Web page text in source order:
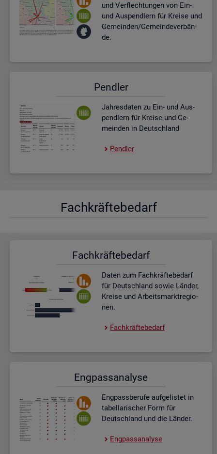
und Ver­flech­tun­gen von Ein-
und Aus­pend­lern für Krei­se und
Ge­mein­den/Ge­mein­de­ver­bän­
de.
Pend­ler
Jah­res­da­ten zu Ein- und Aus­
pend­lern für Krei­se und Ge­
mein­den in Deutsch­land
Pend­ler
Fach­kräf­te­be­darf
Fach­kräf­te­be­darf
Daten zum Fach­kräf­te­be­darf
für Deutsch­land sowie Län­der,
Krei­se und Ar­beits­markt­re­gio­
nen.
Fach­kräf­te­be­darf
Eng­pass­ana­ly­se
Eng­pass­be­ru­fe auf­ge­lis­tet in
ta­bel­la­ri­scher Form für
Deutsch­land und die Län­der.
Eng­pass­ana­ly­se